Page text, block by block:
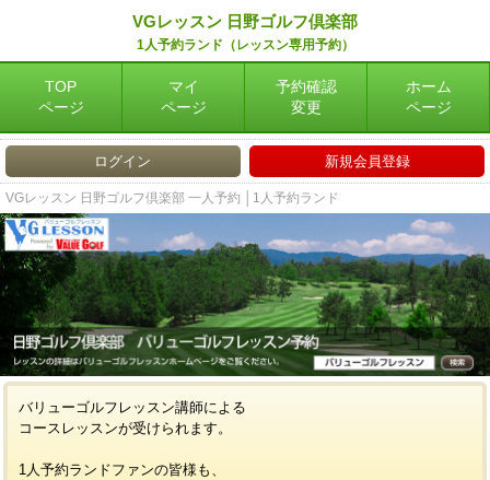
VGレッスン 日野ゴルフ倶楽部
1人予約ランド（レッスン専用予約）
TOP
ページ
マイ
ページ
予約確認
変更
ホーム
ページ
ログイン 新規会員登録
VGレッスン 日野ゴルフ倶楽部 一人予約 │1人予約ランド
バリューゴルフレッスン講師による
コースレッスンが受けられます。
1人予約ランドファンの皆様も、